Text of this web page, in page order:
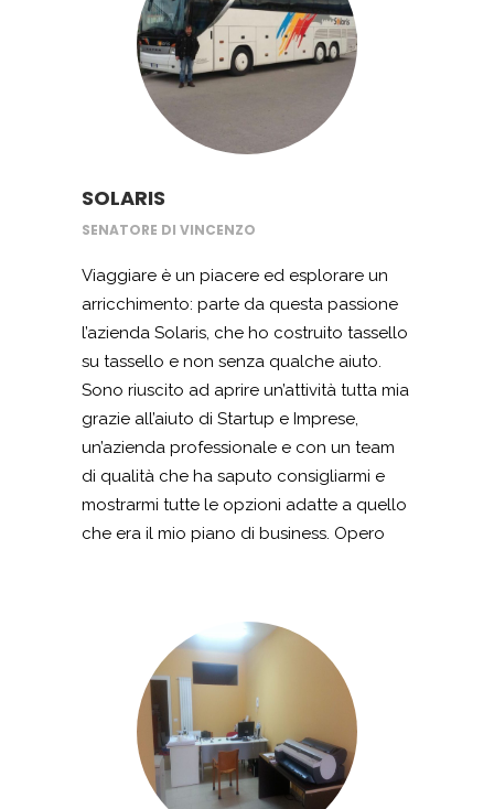
grande orgoglio e passione e
continuiamo a ringraziare Contrbuti Pmi
per il loro grande aiuto e la loro
professionalità.
SOLARIS
SENATORE DI VINCENZO
Viaggiare è un piacere ed esplorare un
arricchimento: parte da questa passione
l’azienda Solaris, che ho costruito tassello
su tassello e non senza qualche aiuto.
Sono riuscito ad aprire un’attività tutta mia
grazie all’aiuto di Startup e Imprese,
un’azienda professionale e con un team
di qualità che ha saputo consigliarmi e
mostrarmi tutte le opzioni adatte a quello
che era il mio piano di business. Opero
finanziamento a fondo perduto nazionale
per l’imprenditoria giovanile, sono riuscito
ad acquistare 2 pullman e l’arredamento
per il mio ufficio di Cava dei Tirreni. Io e i
miei soci gestiamo la nostra attività di
trasporto turistico con grande dedizione
e passione per un’attività di cui godiamo